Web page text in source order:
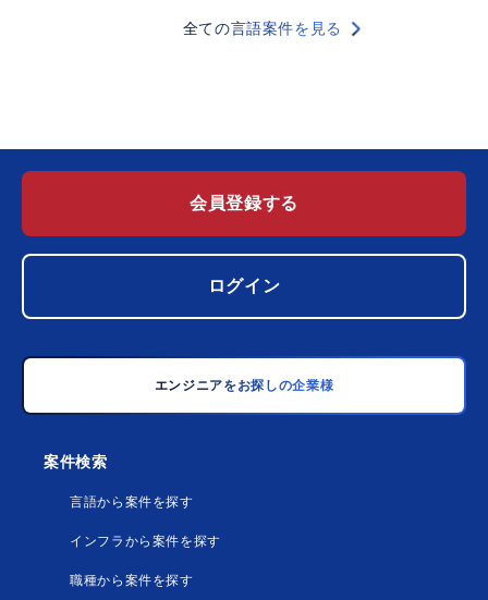
全ての言語案件を見る
会員登録する
ログイン
エンジニアをお探しの企業様
案件検索
言語から案件を探す
インフラから案件を探す
職種から案件を探す